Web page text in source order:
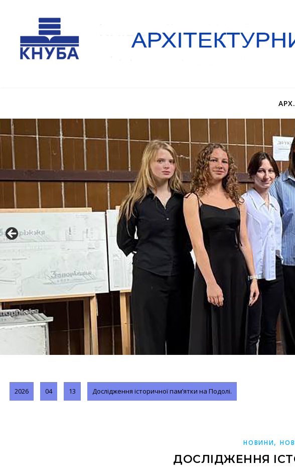
2026 04 13 Дослідження історичної пам’ятки на Подолі.
НОВИНИ,
ДОСЛІДЖЕННЯ